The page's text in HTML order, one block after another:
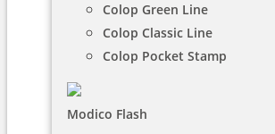
Colop Green Line
Colop Classic Line
Colop Pocket Stamp
Modico Flash